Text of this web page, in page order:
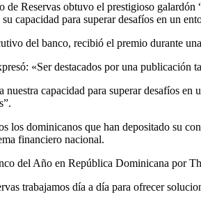
de Reservas obtuvo el prestigioso
capacidad para superar desafíos en un
del banco, recibió el premio durante
«Ser destacados por una
capacidad para superar desafíos
los dominicanos que han depositado su
financiero nacional.
del Año en República Dominicana por
trabajamos día a día para ofrecer